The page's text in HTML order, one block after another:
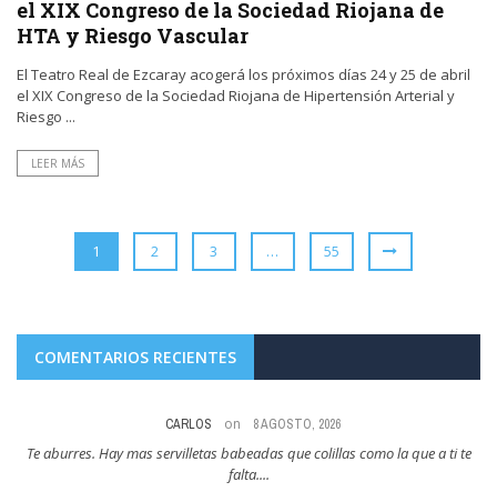
el XIX Congreso de la Sociedad Riojana de
HTA y Riesgo Vascular
El Teatro Real de Ezcaray acogerá los próximos días 24 y 25 de abril
el XIX Congreso de la Sociedad Riojana de Hipertensión Arterial y
Riesgo ...
LEER MÁS
1 2 3 … 55
COMENTARIOS RECIENTES
on 8 AGOSTO, 2026
Y esto es como cuando pensaban que la hosteleria tendria que cerrar por
no dejar fumar ...